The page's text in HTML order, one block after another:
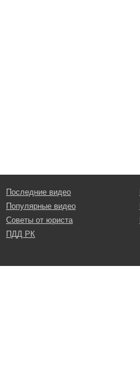
Последние видео
Популярные видео
Советы от юриста
ПДД РК